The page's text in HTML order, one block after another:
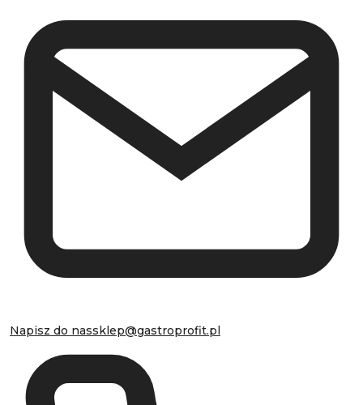
Napisz do nassklep@gastroprofit.pl